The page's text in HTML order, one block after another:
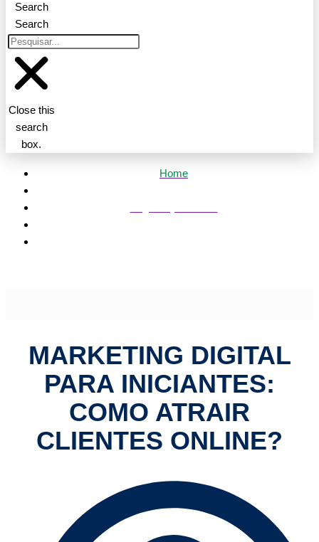
Search
Search
Close this
search
box.
Home
MARKETING DIGITAL
PARA INICIANTES:
COMO ATRAIR
CLIENTES ONLINE?